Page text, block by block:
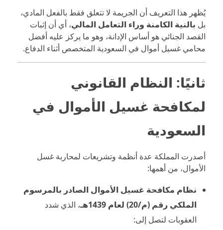
يُظهر هذا التعريف أن الجريمة لا تتعلق فقط بالفعل المادي،
بل بالنية الكامنة وراء التعامل المالي، أي أن إثبات
القصد الجنائي هو أساس الإدانة، وهو ما يركز عليه أفضل
محامي غسيل أموال في السعودية المتخصص أثناء الدفاع.
ثانيًا: النظام القانوني
لمكافحة غسيل الأموال في
السعودية
أصدرت المملكة عدة أنظمة وتشريعات لمحاربة غسل
الأموال، من أهمها:
نظام مكافحة غسيل الأموال الصادر بالمرسوم
الملكي رقم (م/20) لعام 1439هـ
، الذي شدد
العقوبات لتصل إلى: